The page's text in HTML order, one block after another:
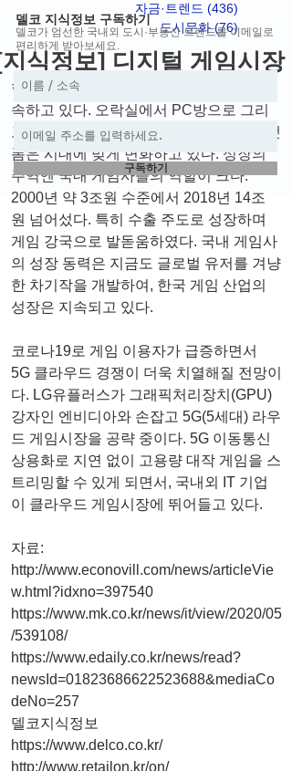
자금·트렌드 (436)
도시문화 (76)게시물 76
식정보] 디지털 게임시장
한국 게임 산업은 지난 20년 간 성장을 계
속하고 있다. 오락실에서 PC방으로 그리
고 스마트폰으로, 게임을 즐기는 주력 플랫
폼은 시대에 맞게 변화하고 있다. 성장의
주역엔 국내 게임사들의 역할이 크다.
2000년 약 3조원 수준에서 2018년 14조
원 넘어섰다. 특히 수출 주도로 성장하며
게임 강국으로 발돋움하였다. 국내 게임사
의 성장 동력은 지금도 글로벌 유저를 겨냥
한 차기작을 개발하여, 한국 게임 산업의
성장은 지속되고 있다.
코로나19로 게임 이용자가 급증하면서
5G 클라우드 경쟁이 더욱 치열해질 전망이
다. LG유플러스가 그래픽처리장치(GPU)
강자인 엔비디아와 손잡고 5G(5세대) 라우
드 게임시장을 공략 중이다. 5G 이동통신
상용화로 지연 없이 고용량 대작 게임을 스
트리밍할 수 있게 되면서, 국내외 IT 기업
이 클라우드 게임시장에 뛰어들고 있다.
자료:
http://www.econovill.com/news/articleVie
w.html?idxno=397540
https://www.mk.co.kr/news/it/view/2020/05
/539108/
https://www.edaily.co.kr/news/read?
newsId=01823686622523688&mediaCo
deNo=257
델코지식정보
https://www.delco.co.kr/
http://www.retailon.kr/on/
델코 지식정보 구독하기
델코가 엄선한 국내외 도시·부동산 트렌드를 이메일로
편리하게 받아보세요.
구독하기